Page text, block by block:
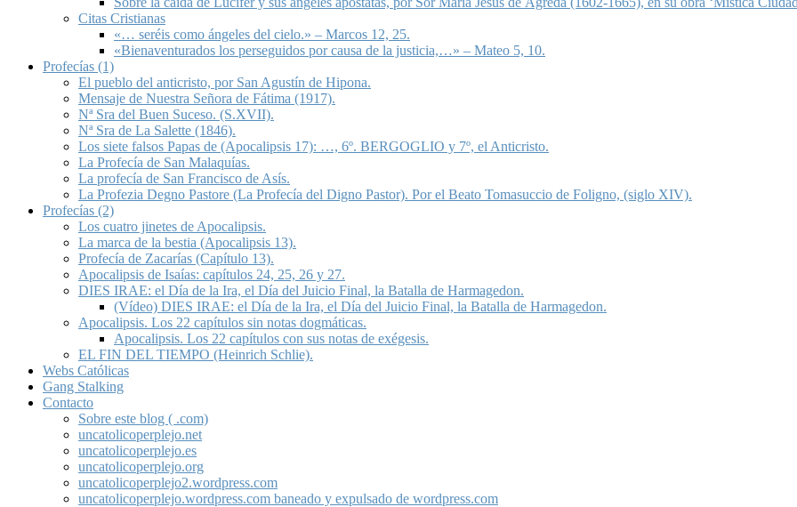
Citas Cristianas
«… seréis como ángeles del cielo.» – Marcos 12, 25.
«Bienaventurados los perseguidos por causa de la justicia,…» – Mateo 5, 10.
Profecías (1)
El pueblo del anticristo, por San Agustín de Hipona.
Mensaje de Nuestra Señora de Fátima (1917).
Nª Sra del Buen Suceso. (S.XVII).
Nª Sra de La Salette (1846).
Los siete falsos Papas de (Apocalipsis 17): …, 6º. BERGOGLIO y 7º, el Anticristo.
La Profecía de San Malaquías.
La profecía de San Francisco de Asís.
La Profezia Degno Pastore (La Profecía del Digno Pastor). Por el Beato Tomasuccio de Foligno, (siglo XIV).
Profecías (2)
Los cuatro jinetes de Apocalipsis.
La marca de la bestia (Apocalipsis 13).
Profecía de Zacarías (Capítulo 13).
Apocalipsis de Isaías: capítulos 24, 25, 26 y 27.
DIES IRAE: el Día de la Ira, el Día del Juicio Final, la Batalla de Harmagedon.
(Vídeo) DIES IRAE: el Día de la Ira, el Día del Juicio Final, la Batalla de Harmagedon.
Apocalipsis. Los 22 capítulos sin notas dogmáticas.
Apocalipsis. Los 22 capítulos con sus notas de exégesis.
EL FIN DEL TIEMPO (Heinrich Schlie).
Webs Católicas
Gang Stalking
Contacto
Sobre este blog ( .com)
uncatolicoperplejo.net
uncatolicoperplejo.es
uncatolicoperplejo.org
uncatolicoperplejo2.wordpress.com
uncatolicoperplejo.wordpress.com baneado y expulsado de wordpress.com